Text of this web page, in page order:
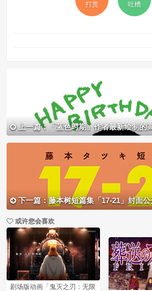
打赏
吐槽
上一篇：「蓝色时期」作者最新绘制的高桥
下一篇：藤本树短篇集「17-21」封面公
或许您会喜欢
剧场版动画「鬼灭之刃：无限